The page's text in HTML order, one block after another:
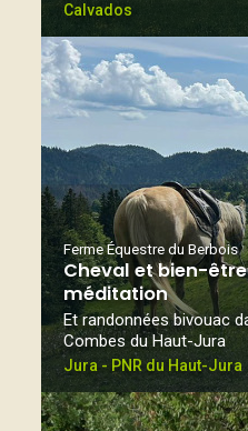
Calvados
Ferme Équestre du Berbois
Cheval et bien-être
méditation
Et randonnées bivouac
Combes du Haut-Jura
Jura - PNR du Haut-Jura